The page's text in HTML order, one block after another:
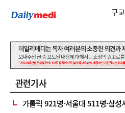
구
관련기사
가톨릭 921명·서울대 511명·삼